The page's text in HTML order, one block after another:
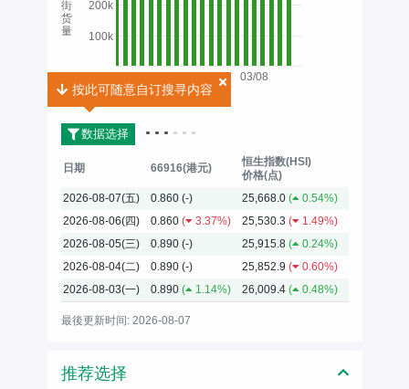
03/08
100k
200k
2026
街
货
量
数据选择
按此可随意自订搜寻内容
按此可随意自订搜寻内容
日期 66916(港元)
恒生指数(HSI)
价格(点)
2026-08-07(五)
0.860 (-) 25,668.0 (
0.54%)
2026-08-06(四)
0.860 ( 3.37%) 25,530.3 (
1.49%)
2026-08-05(三)
0.890 (-) 25,915.8 (
0.24%)
2026-08-04(二)
0.890 (-) 25,852.9 (
0.60%)
2026-08-03(一)
0.890 ( 1.14%) 26,009.4 ( 0.48%)
最後更新时间: 2026-08-07
推荐选择